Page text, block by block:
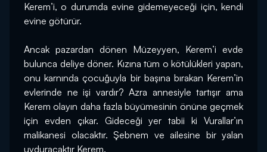
Kerem’i, o durumda evine gidemeyeceği için, kendi
evine götürür.
Ancak pazardan dönen Müzeyyen, Kerem’i evde
bulunca deliye döner. Kızına tüm o kötülükleri yapan,
onu karnında çocuğuyla bir başına bırakan Kerem’in
evlerinde ne işi vardır? Azra annesiyle tartışır ama
Kerem olayın daha fazla büyümesinin önüne geçmek
için evden çıkar. Gideceği yer tabii ki Vurallar’ın
malikanesi olacaktır. Şebnem ve ailesine bir yalan
uyduracaktır Kerem.